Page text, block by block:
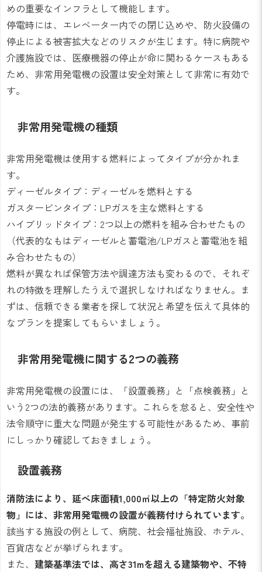
めの重要なインフラとして機能します。
停電時には、エレベーター内での閉じ込めや、防火設備の
停止による被害拡大などのリスクが生じます。特に病院や
介護施設では、医療機器の停止が命に関わるケースもある
ため、非常用発電機の設置は安全対策として非常に有効で
す。
非常用発電機の種類
非常用発電機は使用する燃料によってタイプが分かれま
す。
ディーゼルタイプ：ディーゼルを燃料とする
ガスタービンタイプ：LPガスを主な燃料とする
ハイブリッドタイプ：2つ以上の燃料を組み合わせたもの
（代表的なもはディーゼルと蓄電池/LPガスと蓄電池を組
み合わせたもの）
燃料が異なれば保管方法や調達方法も変わるので、それぞ
れの特徴を理解したうえで選択しなければなりません。ま
ずは、信頼できる業者を探して状況と希望を伝えて具体的
なプランを提案してもらいましょう。
非常用発電機に関する2つの義務
非常用発電機の設置には、「設置義務」と「点検義務」と
いう2つの法的義務があります。これらを怠ると、安全性や
法令順守に重大な問題が発生する可能性があるため、事前
にしっかり確認しておきましょう。
設置義務
消防法により、延べ床面積1,000㎡以上の「特定防火対象
物」には、非常用発電機の設置が義務付けられています。
該当する施設の例として、病院、社会福祉施設、ホテル、
百貨店などが挙げられます。
また、 建築基準法では、高さ31mを超える建築物や、不特